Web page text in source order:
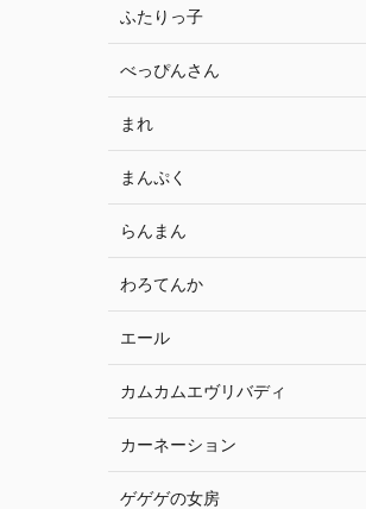
ふたりっ子
べっぴんさん
まれ
まんぷく
らんまん
わろてんか
エール
カムカムエヴリバディ
カーネーション
ゲゲゲの女房